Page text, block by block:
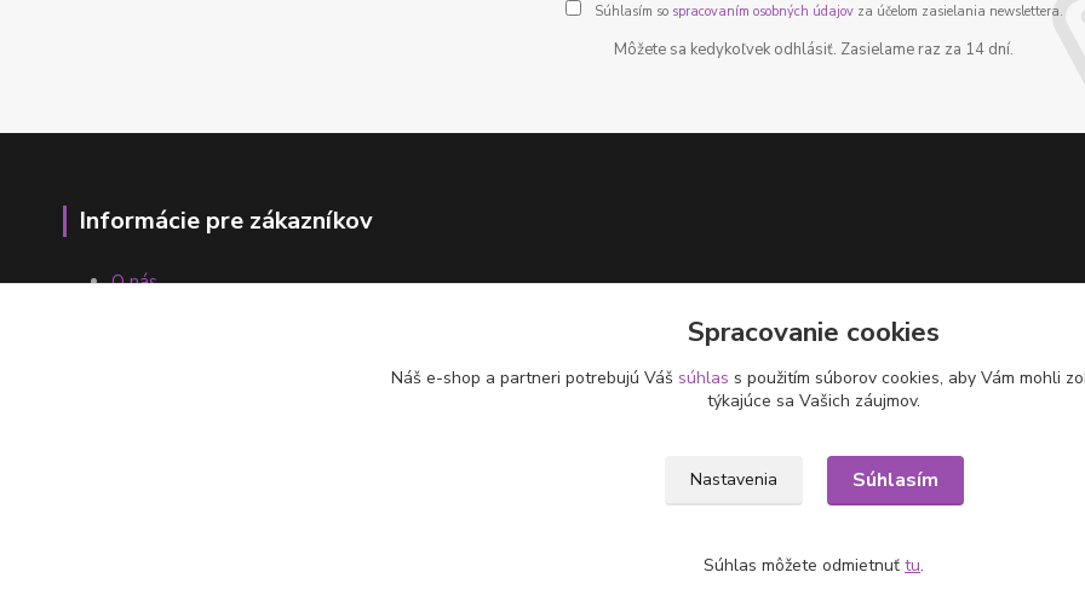
Súhlasím so spracovaním osobných údajovza účelom zasielania newslettera.
Môžete sa kedykoľvek odhlásiť. Zasielame raz za 14 dní.
Informácie pre zákazníkov
O nás
Spracovanie cookies
Náš e-shop a partneri potrebujú Váš súhlas s použitím súborov cookies, aby Vám mohli
týkajúce sa Vašich záujmov.
Nastavenia Súhlasím
Súhlas môžete odmietnuť tu.